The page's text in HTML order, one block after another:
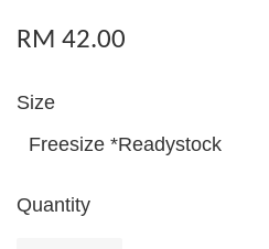
RM 42.00
Size
Quantity